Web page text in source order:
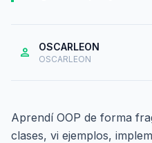
person OSCARLEON
OSCARLEON
Aprendí OOP de forma
clases, vi ejemplos,